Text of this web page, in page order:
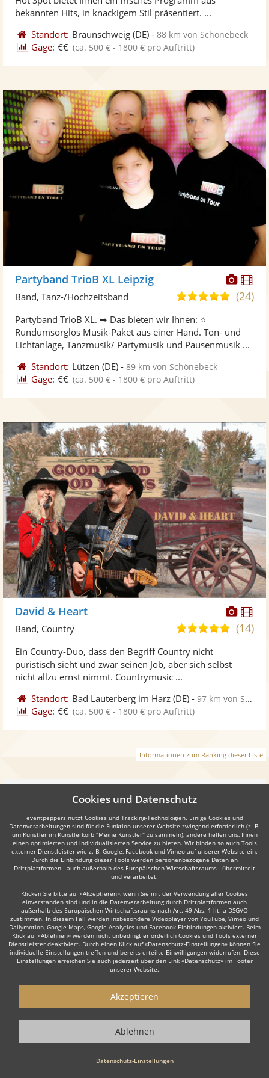
bekannten Hits, in knackigem Stil präsentiert. ...
Standort: Braunschweig (DE) -88 km von Schönebeck
Gage: €€ (ca. 500 € - 1800 € pro Auftritt)
Partyband TrioB XL Leipzig
5,0
Sternen
(24)
Band, Tanz-/Hochzeitsband
Partyband TrioB XL. ➥ Das bieten wir Ihnen: ⭐
Rundumsorglos Musik-Paket aus einer Hand. Ton- und
Lichtanlage, Tanzmusik/ Partymusik und Pausenmusik ...
Standort: Lützen (DE) -89 km von Schönebeck
Gage: €€ (ca. 500 € - 1800 € pro Auftritt)
David & Heart
4,9(14)
Band, Country
Ein Country-Duo, dass den Begriff Country nicht
puristisch sieht und zwar seinen Job, aber sich selbst
nicht allzu ernst nimmt. Countrymusic ...
Standort: Bad Lauterberg im Harz (DE) -97 km von Schönebeck
Gage: €€ (ca. 500 € - 1800 € pro Auftritt)
Informationen zum Ranking dieser Liste
Weiter
Rock Top 40 Alternative Band Tanz- & Showband
Wie funktioniert's?
Starten Sie mit dem Button 'Kostenlos anfragen' eine Anfrage an die für
Sie interessanten Bands - also z. B. bestimmte Schlagerbands &
Oldiebands. Diesen Button finden Sie auf den jeweiligen Künstler-Profil-
Cookies und Datenschutz
eventpeppers nutzt Cookies und Tracking-Technologien. Einige Cookies und
Datenverarbeitungen sind für die Funktion unserer Website zwingend erforderlich (z. B.
um Künstler im Künstlerkorb "Meine Künstler" zu sammeln), andere helfen uns, Ihnen
einen optimierten und individualisierten Service zu bieten. Wir binden so auch Tools
externer Dienstleister wie z. B. Google, Facebook und Vimeo auf unserer Website ein.
Durch die Einbindung dieser Tools werden personenbezogene Daten an
Drittplattformen - auch außerhalb des Europäischen Wirtschaftsraums - übermittelt
und verarbeitet.
Klicken Sie bitte auf «Akzeptieren», wenn Sie mit der Verwendung aller Cookies
einverstanden sind und in die Datenverarbeitung durch Drittplattformen auch
außerhalb des Europäischen Wirtschaftsraums nach Art. 49 Abs. 1 lit. a DSGVO
zustimmen. In diesem Fall werden insbesondere Videoplayer von YouTube, Vimeo und
Dailymotion, Google Maps, Google Analytics und Facebook-Einbindungen aktiviert. Beim
Klick auf «Ablehnen» werden nicht unbedingt erforderlich Cookies und Tools externer
Dienstleister deaktiviert. Durch einen Klick auf «Datenschutz-Einstellungen» können Sie
individuelle Einstellungen treffen und bereits erteilte Einwilligungen widerrufen. Diese
Einstellungen erreichen Sie auch jederzeit über den Link «Datenschutz» im Footer
unserer Website.
Datenschutz-Einstellungen
Akzeptieren
Ablehnen